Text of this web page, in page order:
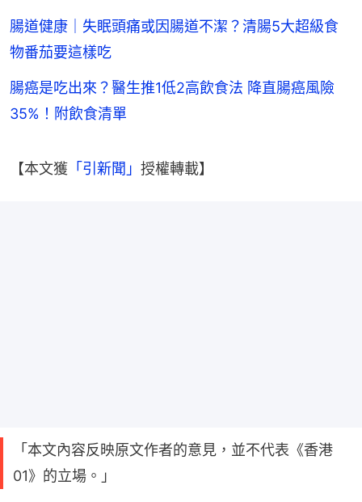
腸道健康｜失眠頭痛或因腸道不潔？清腸5大超級食
物番茄要這樣吃
腸癌是吃出來？醫生推1低2高飲食法 降直腸癌風險
35%！附飲食清單
【本文獲 「引新聞」 授權轉載】
「本文內容反映原文作者的意見，並不代表《香港
01》的立場。」